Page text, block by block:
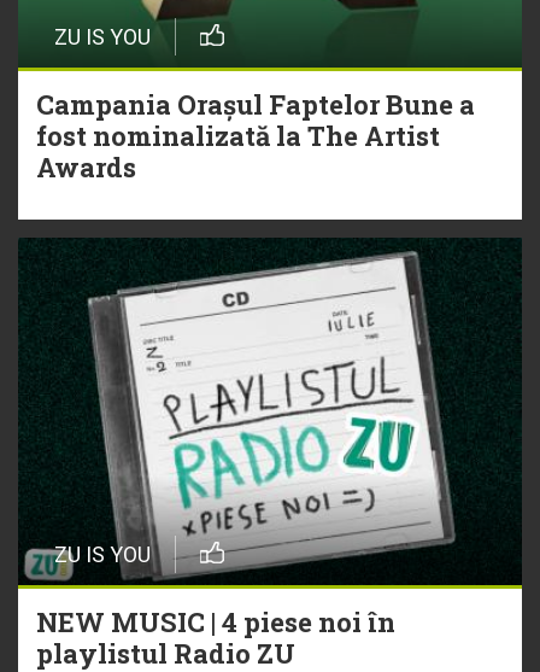
ZU IS YOU
Campania Orașul Faptelor Bune a
fost nominalizată la The Artist
Awards
ZU IS YOU
NEW MUSIC | 4 piese noi în
playlistul Radio ZU